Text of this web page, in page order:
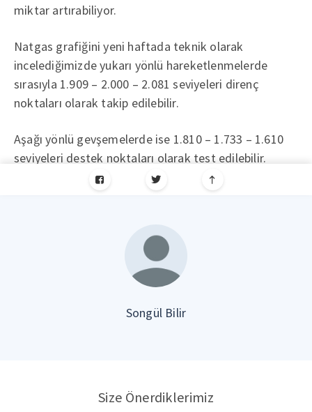
miktar artırabiliyor.
Natgas grafiğini yeni haftada teknik olarak
incelediğimizde yukarı yönlü hareketlenmelerde
sırasıyla 1.909 – 2.000 – 2.081 seviyeleri direnç
noktaları olarak takip edilebilir.
Aşağı yönlü gevşemelerde ise 1.810 – 1.733 – 1.610
seviyeleri destek noktaları olarak test edilebilir.
Songül Bilir
Size Önerdiklerimiz